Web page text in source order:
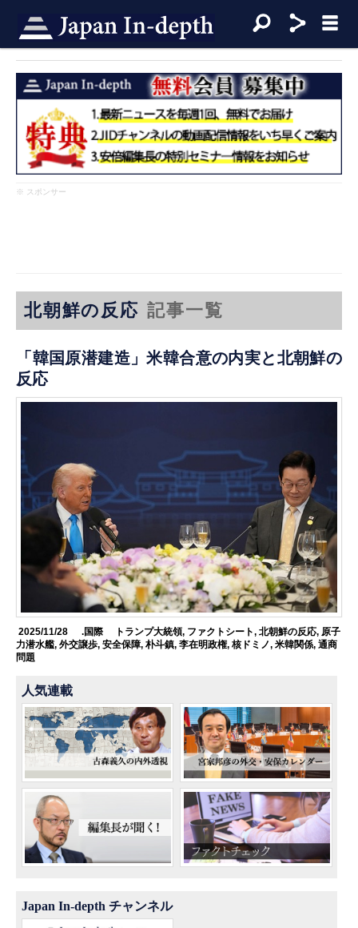
※ スポンサー
北朝鮮の反応 記事一覧
「韓国原潜建造」米韓合意の内実と北朝鮮の
反応
2025/11/28 .国際 トランプ大統領, ファクトシート, 北朝鮮の反応, 原子
力潜水艦,外交譲歩,安全保障,朴斗鎮,李在明政権,核ドミノ,米韓関係,通商
問題
人気連載
Japan In-depth チャンネル